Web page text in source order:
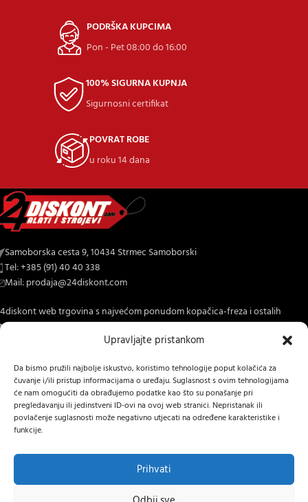
Upravljajte pristankom
Da bismo pružili najbolje iskustvo, koristimo tehnologije poput kolačića za
čuvanje i/ili pristup informacijama o uređaju. Suglasnost s ovim tehnologijama
će nam omogućiti da obrađujemo podatke kao što su ponašanje pri
pregledavanju ili jedinstveni ID-ovi na ovoj web stranici. Nepristanak ili
povlačenje suglasnosti može negativno utjecati na određene karakteristike i
funkcije.
Prihvati
PODRŠKA KUPCIMA
Pon - Pet 08:00 do 16:00
100% SIGURNA KUPNJA
Sigurnosni certifikat
POVRAT ROBE
u roku 14 dana
Samoborska cesta 9, 10434 Strmec Samoborski
Tel: +385 (91) 40 40 338
Mail: prodaja@24diskont.com
web trgovina s najvećom ponudom kopačica-freza i ostalih
za dom i vrt.
INFORMACIJE O KUPNJI
OSTALE INFORMACIJE
Prethodno
Hrvatski